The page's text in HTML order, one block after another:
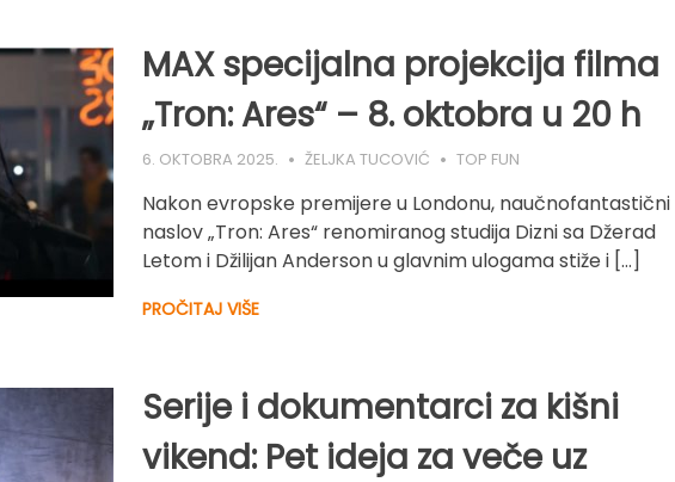
MAX specijalna projekcija filma
„Tron: Ares“ – 8. oktobra u 20 h
6. OKTOBRA 2025. ŽELJKA TUCOVIĆ TOP FUN
Nakon evropske premijere u Londonu, naučnofantastični
naslov „Tron: Ares“ renomiranog studija Dizni sa Džerad
Letom i Džilijan Anderson u glavnim ulogama stiže i […]
PROČITAJ VIŠE
Serije i dokumentarci za kišni
vikend: Pet ideja za veče uz